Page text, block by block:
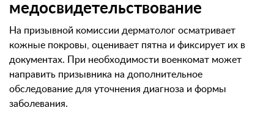
медосвидетельствование
На призывной комиссии дерматолог осматривает
кожные покровы, оценивает пятна и фиксирует их в
документах. При необходимости военкомат может
направить призывника на дополнительное
обследование для уточнения диагноза и формы
заболевания.